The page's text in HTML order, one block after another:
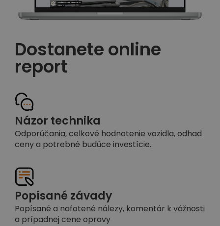
Dostanete online
report
Názor technika
Odporúčania, celkové hodnotenie vozidla, odhad
ceny a potrebné budúce investície.
Popísané závady
Popísané a nafotené nálezy, komentár k vážnosti
a prípadnej cene opravy